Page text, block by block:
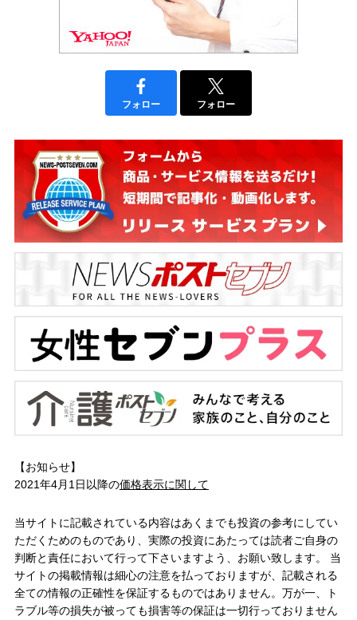
フォロー フォロー
【お知らせ】
2021年4月1日以降の価格表示に関して
当サイトに記載されている内容はあくまでも投資の参考にしてい
ただくためのものであり、実際の投資にあたっては読者ご自身の
判断と責任において行って下さいますよう、お願い致します。 当
サイトの掲載情報は細心の注意を払っておりますが、記載される
全ての情報の正確性を保証するものではありません。万が一、ト
ラブル等の損失が被っても損害等の保証は一切行っておりません